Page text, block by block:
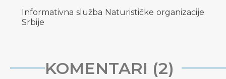
Informativna služba Naturističke organizacije
Srbije
KOMENTARI (2)